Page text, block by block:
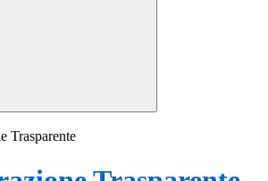
Trasparente